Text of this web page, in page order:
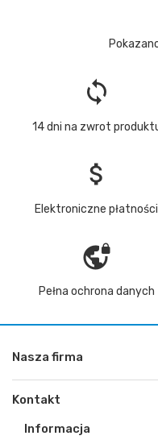
loop
14 dni na zwrot
attach_money
Elektroniczne płatności
vpn_lock
Pełna ochrona danych
Nasza firma
Kontakt
Informacja